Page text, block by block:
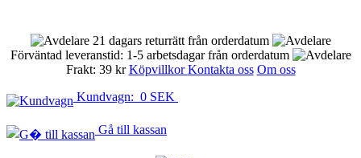
21 dagars returrätt från orderdatum
Förväntad leveranstid: 1-5 arbetsdagar från orderdatum
Frakt: 39 krKöpvillkorKontakta oss Om oss
Kundvagn: 0 SEK
Gå till kassan